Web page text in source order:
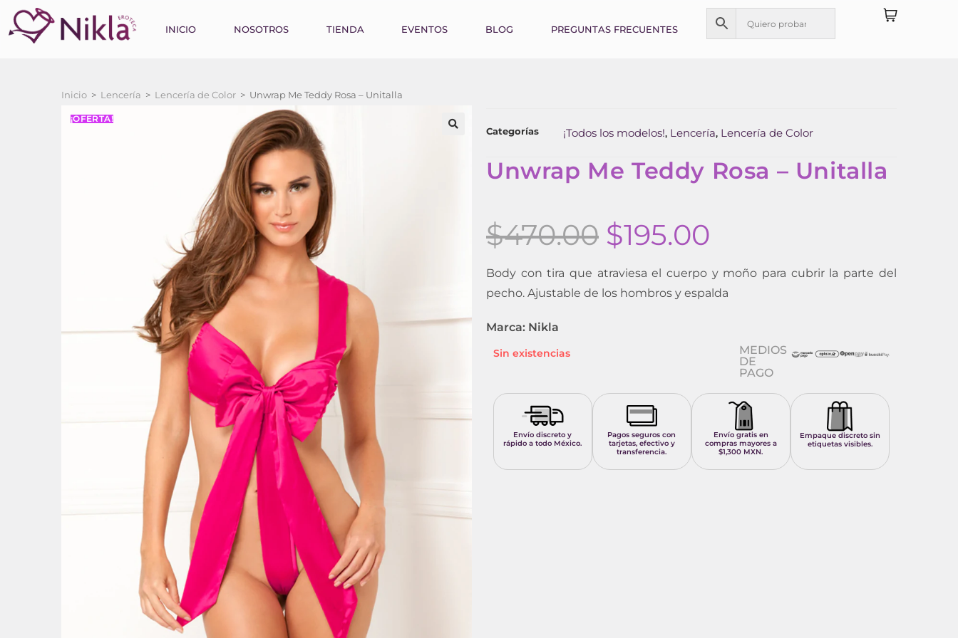
INICIO NOSOTROS TIENDA EVENTOS BLOG PREGUNTAS FRECUENTES
Inicio > Lencería > Lencería de Color > Unwrap Me Teddy Rosa – Unitalla
¡OFERTA!
Categorías ¡Todos los modelos!, Lencería, Lencería de Color
Unwrap Me Teddy Rosa – Unitalla
$470.00 $195.00
Body con tira que atraviesa el cuerpo y moño para cubrir la parte del
pecho. Ajustable de los hombros y espalda
Marca: Nikla
Sin existencias
MEDIOS
DE
PAGO
Envío discreto y
rápido a todo México.
Pagos seguros con
tarjetas, efectivo y
transferencia.
Envío gratis en
compras mayores a
$1,300 MXN.
Empaque discreto sin
etiquetas visibles.